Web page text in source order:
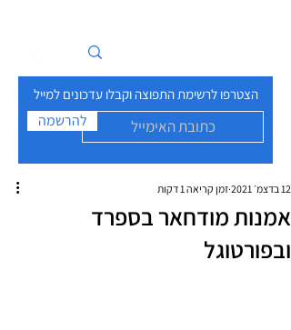
הצטרפו לרשימת התפוצה וקבלו עדכונים למייל
להרשמה
אמנות מודחאר בספרד
ובפורטוגל
12 בדצמ׳ 2021 זמן קריאה 1 דקות